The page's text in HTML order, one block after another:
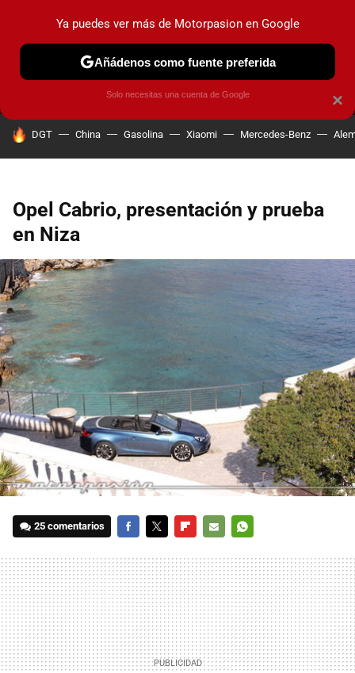
MENÚ NUEVO
COCHES ELÉCTRICOS OBSERVATORIO
HOY SE HABLA DE
DGT China Gasolina Xiaomi Mercedes-Benz
Opel Cabrio, presentación y prueba
en Niza
25 comentarios
MAIL
×
Ya puedes ver más de Motorpasion en Google
Añádenos como fuente preferida
Solo necesitas una cuenta de Google